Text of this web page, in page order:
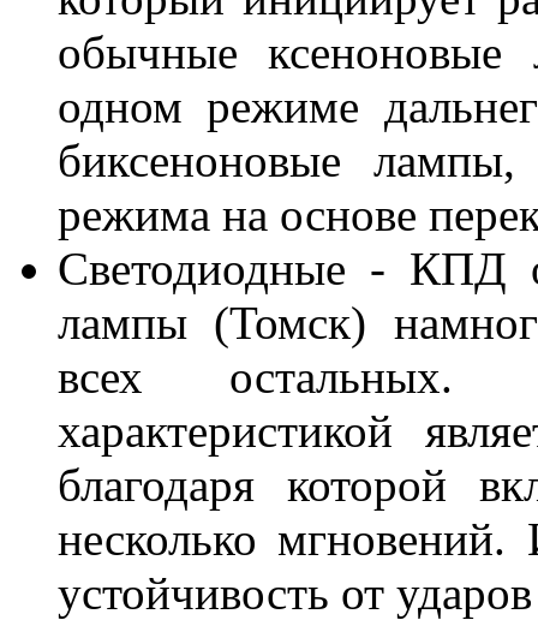
обычные
одном режиме
биксеноновые
режима на основе
Светодиодные - КПД
лампы (Томск)
всех остальных.
характеристикой
благодаря которой
несколько
устойчивость от